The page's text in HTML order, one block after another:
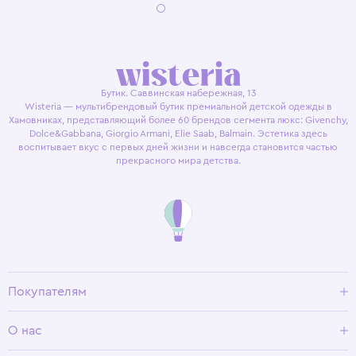
Бутик. Саввинская набережная, 13
Wisteria — мультибрендовый бутик премиальной детской одежды в
Хамовниках, представляющий более 60 брендов сегмента люкс: Givenchy,
Dolce&Gabbana, Giorgio Armani, Elie Saab, Balmain. Эстетика здесь
воспитывает вкус с первых дней жизни и навсегда становится частью
прекрасного мира детства.
Покупателям
Условия возврата
О нас